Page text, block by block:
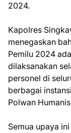
2024.
Kapolres
menegaskan
Pemilu 2024
dilaksanakan
personel di
berbagai
Polwan
Semua upaya